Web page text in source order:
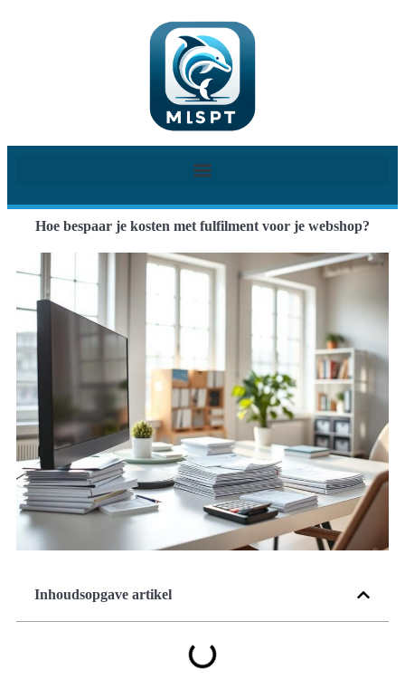
Hoe bespaar je kosten met fulfilment voor je webshop?
Inhoudsopgave artikel